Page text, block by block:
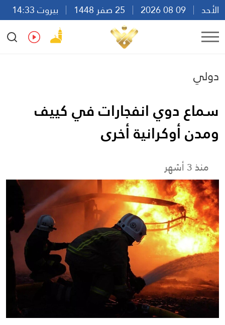
الأحد
بيروت 14:33
Ar
En Fr Es
دولي
سماع دوي انفجارات في كييف
ومدن أوكرانية أخرى
منذ 3 أشهر